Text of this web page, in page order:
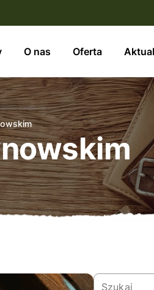
O nas Oferta